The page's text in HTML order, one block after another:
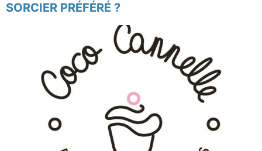
SORCIER PRÉFÉRÉ ?